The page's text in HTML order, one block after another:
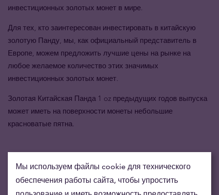
инвестиционных золотых монет в мире.
Для тех, кто заинтересован инвестировать в китайскую
золотую Панду, мы, как официальный представитель в
Европе, можем предложить лучшие цены на рынке на
любое желаемое количество этих значимых
инвестиционных золотых монет.
Золотая Китайская Панда 1 oz предыдущих годов выпуска
может иметь на поверхности монеты небольшие
красноватые пятна.
Мы используем файлы cookie для технического
обеспечения работы сайта, чтобы упростить